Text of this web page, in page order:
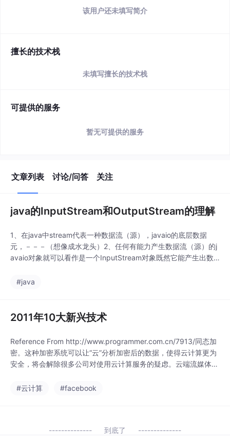
该用户还未填写简介
擅长的技术栈
未填写擅长的技术栈
可提供的服务
暂无可提供的服务
文章列表 讨论/问答 关注
java的InputStream和OutputStream的理解
1、在java中stream代表一种数据流（源），javaio的底层数据
元，－－－（想像成水龙头）2、任何有能力产生数据流（源）的j
avaio对象就可以看作是一个InputStream对象既然它能产生出数
了－－（出水龙头）3、任何有能力接收数据源(流)的javaio对象我
#java
2011年10大新兴技术
Reference From http://www.programmer.com.cn/7913/同态加
密。这种加密系统可以让“云”分析加密后的数据，使得云计算更为
安全，将会解除很多公司对使用云计算服务的疑虑。云端流媒体技
#云计算
#facebook
到底了